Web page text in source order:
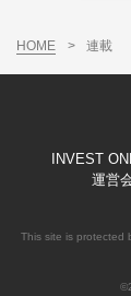
HOME > 連載
INVEST
運営
This site is protected